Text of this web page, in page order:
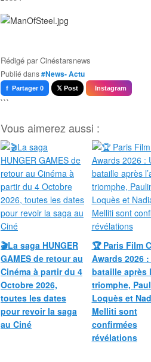
Rédigé parCinéstarsnews
Publié dans#News- Actu
f Partager 0 𝕏 Post Instagram
```
Vous aimerez aussi :
🎬La saga HUNGER
GAMES de retour au
Cinéma à partir du 4
Octobre 2026,
toutes les dates
pour revoir la saga
au Ciné
🏆 Paris Film
Awards 2026 :
bataille après
triomphe,
Loquès et
Melliti sont
confirmées
révélations